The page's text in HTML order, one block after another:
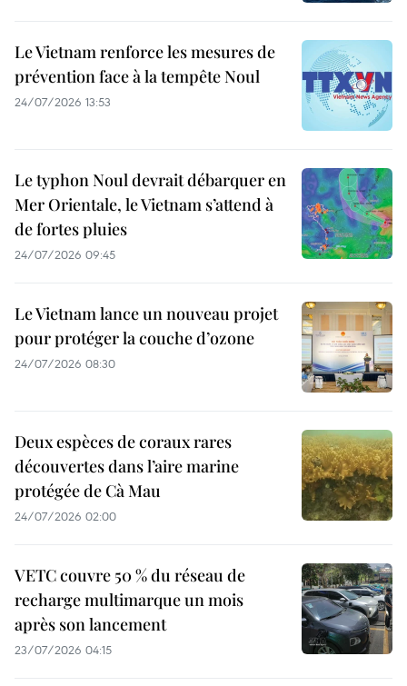
Le Vietnam renforce les mesures de
prévention face à la tempête Noul
24/07/2026 13:53
Le typhon Noul devrait débarquer en
Mer Orientale, le Vietnam s’attend à
de fortes pluies
24/07/2026 09:45
Le Vietnam lance un nouveau projet
pour protéger la couche d’ozone
24/07/2026 08:30
Deux espèces de coraux rares
découvertes dans l’aire marine
protégée de Cà Mau
24/07/2026 02:00
VETC couvre 50 % du réseau de
recharge multimarque un mois
après son lancement
23/07/2026 04:15